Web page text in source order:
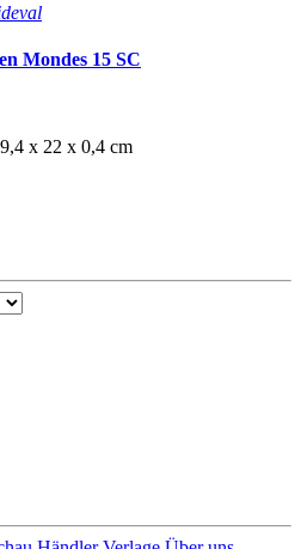
Mondes 15 SC
x 22 x 0,4 cm